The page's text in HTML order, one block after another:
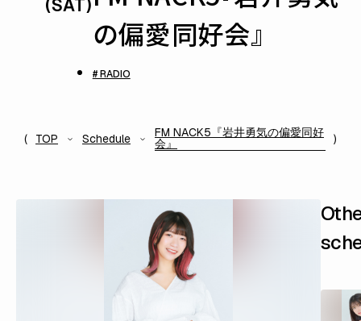
(SAT)
の偏愛同好会』
# RADIO
TOP Schedule FM NACK5『岩井勇気の偏愛同好
会』